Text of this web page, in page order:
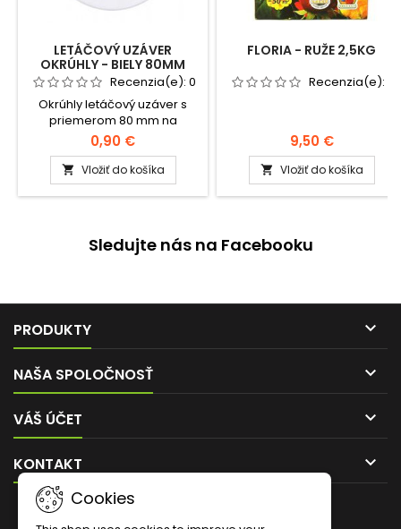
LETÁČOVÝ UZÁVER
OKRÚHLY - BIELY 80MM
Recenzia(e): 0
Okrúhly letáčový uzáver s
priemerom 80 mm na
zakrývanie očiek - otvorov v
rôznych zariadeniach pre
včely.
0,90 €
 Vložiť do košíka
FLORIA - RUŽE 2,5KG
Recenzia(e):
9,50 €
 Vložiť do košíka
Sledujte nás na Facebooku
PRODUKTY 
NAŠA SPOLOČNOSŤ 
VÁŠ ÚČET 
KONTAKT 
Cookies
ZASIELANIE NOVINIEK